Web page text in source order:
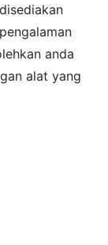
anda
alat yang